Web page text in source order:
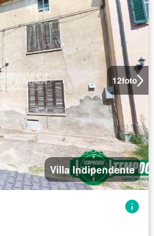
12foto
Villa Indipendente